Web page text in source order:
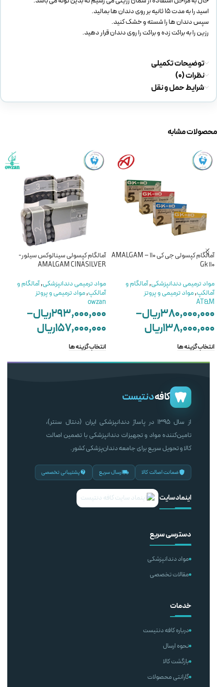
اسید را به مدت 15 ثانیه بر روی دندان ها بمالید.
سپس دندان ها را شسته و خشک کنید.
رزین را به براکت زده و براکت را روی دندان قرار دهید.
توضیحات تکمیلی
نظرات (0)
شرایط حمل و نقل
محصولات مشابه
آمالگام کپسولی جی کی 110 – AMALGAM
Gk 110
مواد ترمیمی دندانپزشکی,آمالگام و
آمالکپ,مواد ترمیمی و پروتز
AT&M
۳۸۰,۰۰۰,۰۰۰ریال–
۱۳۸,۰۰۰,۰۰۰ریال
انتخاب گزینه ها
آمالگام کپسولی سینالوکس سیلور-
AMALGAM CINASILVER
مواد ترمیمی دندانپزشکی,آمالگام و
آمالکپ,مواد ترمیمی و پروتز
owzan
۲۹۳,۰۰۰,۰۰۰ریال–
۱۵۷,۰۰۰,۰۰۰ریال
انتخاب گزینه ها
کافهدنتیست
از سال ۱۳۹۵ در پاساژ دندانپزشکی ایران (دنتال سنتر)،
تامین‌کننده مواد و تجهیزات دندانپزشکی با تضمین اصالت
کالا و تحویل سریع برای جامعه دندان‌پزشکی کشور.
ضمانت اصالت کالا ارسال سریع پشتیبانی تخصصی
اینماد سایت
دسترسی سریع
مواد دندانپزشکی
مقالات تخصصی
خدمات
درباره کافه دنتیست
نحوه ارسال
بازگشت کالا
گارانتی محصولات